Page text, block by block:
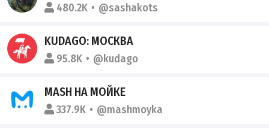
480.2K @sashakots
KUDAGO: МОСКВА
95.8K @kudago
MASH НА МОЙКЕ
337.9K @mashmoyka